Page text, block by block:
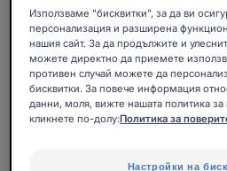
от
кариес
за
деца
от
2
ELGYDIUM
ELGYDIUM KIDS
Гелообразна паста за
зъби за защита от
кариес за деца от 2 - 6
години с вкус на банан
Използваме "бисквитки", за да ви
персонализация и разширена
нашия сайт. За да продължите и
можете директно да приемете
противен случай можете да
бисквитки. За повече информация
данни, моля, вижте нашата политика за
кликнете по-долу:Политика за
Настройки на